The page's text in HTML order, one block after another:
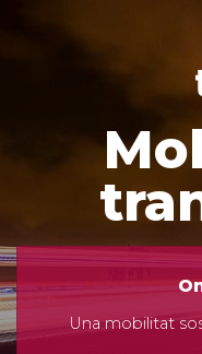
Una mobilitat